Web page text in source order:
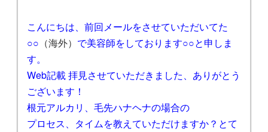
こんにちは、前回メールをさせていただいてた
○○ （海外） で美容師をしております○○と申しま
す。
Web記載 拝見させていただきました、ありがとう
ございます！
根元アルカリ、毛先ハナヘナの場合の
プロセス、タイムを教えていただけますか？とて